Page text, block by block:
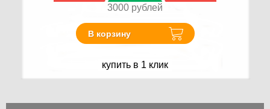
3000 рублей
В корзину
купить в 1 клик